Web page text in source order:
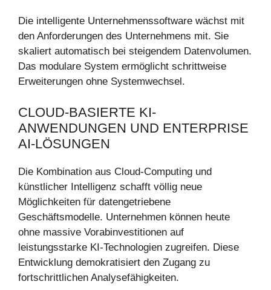
Die intelligente Unternehmenssoftware wächst mit
den Anforderungen des Unternehmens mit. Sie
skaliert automatisch bei steigendem Datenvolumen.
Das modulare System ermöglicht schrittweise
Erweiterungen ohne Systemwechsel.
CLOUD-BASIERTE KI-
ANWENDUNGEN UND ENTERPRISE
AI-LÖSUNGEN
Die Kombination aus Cloud-Computing und
künstlicher Intelligenz schafft völlig neue
Möglichkeiten für datengetriebene
Geschäftsmodelle. Unternehmen können heute
ohne massive Vorabinvestitionen auf
leistungsstarke KI-Technologien zugreifen. Diese
Entwicklung demokratisiert den Zugang zu
fortschrittlichen Analysefähigkeiten.